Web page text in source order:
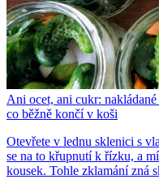
Ani ocet, ani cukr:
co běžně končí v koši
Otevřete v lednu sklenici s
se na to křupnutí k řízku, a
kousek. Tohle zklamání zná